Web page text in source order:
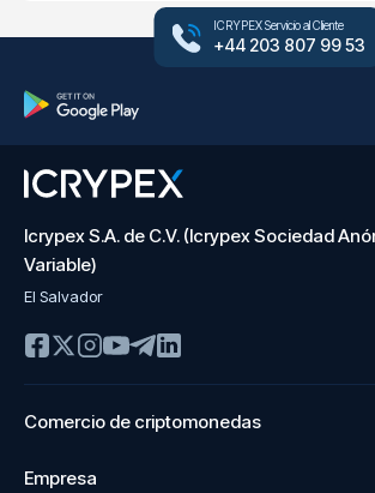
ICRYPEX Servicio al Cliente
+44 203 807 99 53
Icrypex S.A. de C.V. (Icrypex Sociedad
Variable)
El Salvador
Comercio de criptomonedas
Empresa